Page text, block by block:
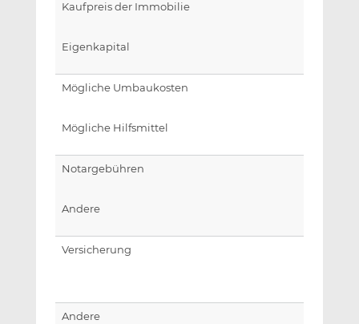
Kaufpreis der Immobilie
Eigenkapital
Mögliche Umbaukosten
Mögliche Hilfsmittel
Notargebühren
Andere
Versicherung
Andere